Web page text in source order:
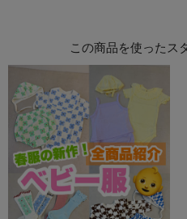
この商品を使ったス